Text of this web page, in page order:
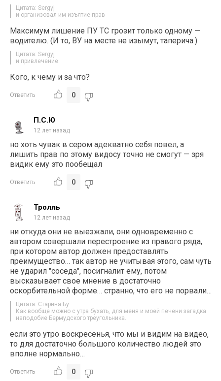
Цитата: Sergyj
и организовал им изъятие прав
Максимум лишение ПУ ТС грозит только одному —
водителю. (И то, ВУ на месте не изымут, таперича.)
Цитата: Sergyj
и привлечение.
Кого, к чему и за что?
Ответить 0
П.С.Ю
12 лет назад
но хоть чувак в сером адекватно себя повел, а
лишить прав по этому видосу точно не смогут — зря
видик ему это пообещал
Ответить 0
Тролль
12 лет назад
ни откуда они не выезжали, они одновременно с
автором совершали перестроение из правого ряда,
при котором автор должен предоставлять
преимущество… так автор не учитывая этого, сам чуть
не ударил "соседа", посигналит ему, потом
высказывает свое мнение в достаточно
оскорбительной форме… странно, что его не порвали…
Цитата: Старина Бу
Как вообще можно с утра бухать, для меня и моей печени загадка
наподобие Бермудского треугольника.
если это утро воскресенья, что мы и видим на видео,
то для достаточно большого количество людей это
вполне нормально…
Ответить 0